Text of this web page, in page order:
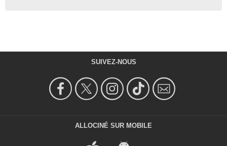
SUIVEZ-NOUS
ALLOCINÉ SUR MOBILE